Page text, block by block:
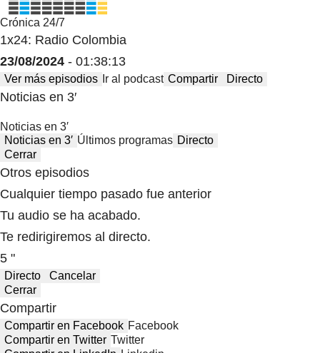
Crónica 24/7
1x24: Radio Colombia
23/08/2024 - 01:38:13
Ver más episodios Ir al podcast Compartir Directo
Noticias en 3′
Noticias en 3′
Noticias en 3′ Últimos programas Directo
Cerrar
Otros episodios
Cualquier tiempo pasado fue anterior
Tu audio se ha acabado.
Te redirigiremos al directo.
5 "
Directo
Cancelar
Cerrar
Compartir
Compartir en Facebook Facebook
Compartir en Twitter Twitter